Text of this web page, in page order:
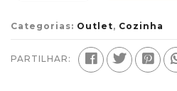
Categorias: Outlet, Cozinha
PARTILHAR: